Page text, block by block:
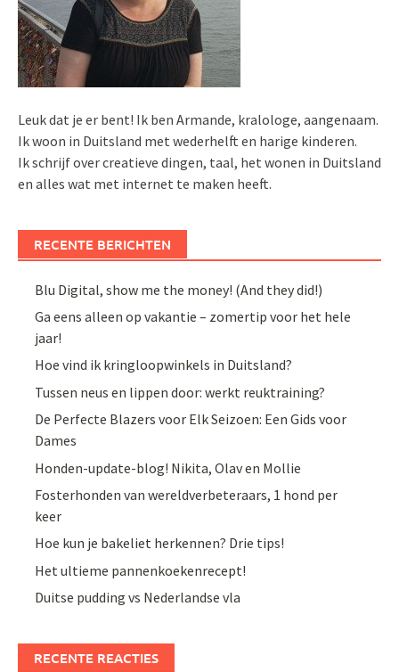
Leuk dat je er bent! Ik ben Armande, kralologe, aangenaam.
Ik woon in Duitsland met wederhelft en harige kinderen.
Ik schrijf over creatieve dingen, taal, het wonen in Duitsland
en alles wat met internet te maken heeft.
RECENTE BERICHTEN
Blu Digital, show me the money! (And they did!)
Ga eens alleen op vakantie – zomertip voor het hele
jaar!
Hoe vind ik kringloopwinkels in Duitsland?
Tussen neus en lippen door: werkt reuktraining?
De Perfecte Blazers voor Elk Seizoen: Een Gids voor
Dames
Honden-update-blog! Nikita, Olav en Mollie
Fosterhonden van wereldverbeteraars, 1 hond per
keer
Hoe kun je bakeliet herkennen? Drie tips!
Het ultieme pannenkoekenrecept!
Duitse pudding vs Nederlandse vla
RECENTE REACTIES